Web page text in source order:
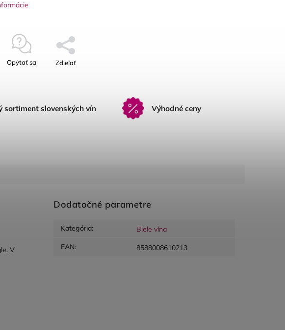
Opýtať sa Zdieľať
sortiment slovenských vín Výhodné ceny
V
Dodatočné parametre
Kategória:
Biele vína
EAN: 8588008610213